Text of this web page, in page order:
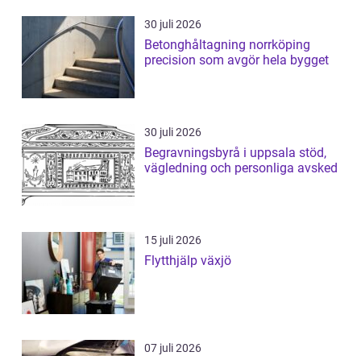
30 juli 2026
Betonghåltagning norrköping
precision som avgör hela bygget
30 juli 2026
Begravningsbyrå i uppsala stöd,
vägledning och personliga avsked
15 juli 2026
Flytthjälp växjö
07 juli 2026